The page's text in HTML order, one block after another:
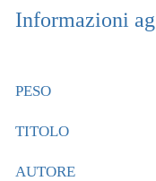
Informazioni
PESO
TITOLO
AUTORE